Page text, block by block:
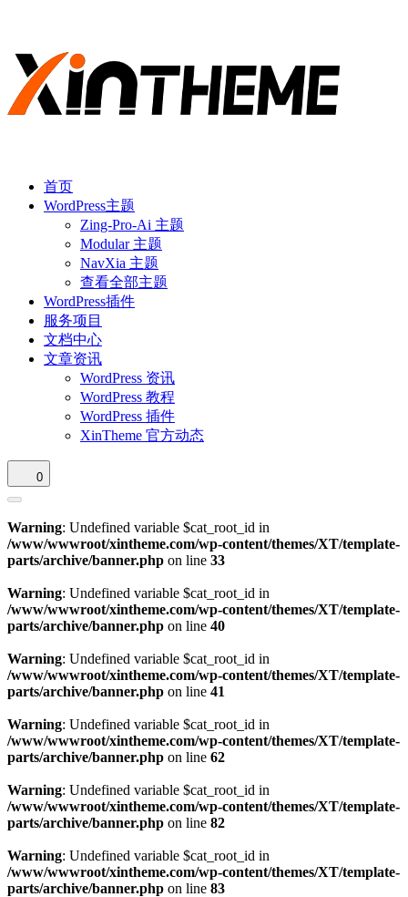
首页
WordPress主题
Zing-Pro-Ai 主题
Modular 主题
NavXia 主题
查看全部主题
WordPress插件
服务项目
文档中心
文章资讯
WordPress 资讯
WordPress 教程
WordPress 插件
XinTheme 官方动态
0
Warning: Undefined variable $cat_root_id in
/www/wwwroot/xintheme.com/wp-content/themes/XT/template-
parts/archive/banner.php on line 33
Warning: Undefined variable $cat_root_id in
/www/wwwroot/xintheme.com/wp-content/themes/XT/template-
parts/archive/banner.php on line 40
Warning: Undefined variable $cat_root_id in
/www/wwwroot/xintheme.com/wp-content/themes/XT/template-
parts/archive/banner.php on line 41
Warning: Undefined variable $cat_root_id in
/www/wwwroot/xintheme.com/wp-content/themes/XT/template-
parts/archive/banner.php on line 62
Warning: Undefined variable $cat_root_id in
/www/wwwroot/xintheme.com/wp-content/themes/XT/template-
parts/archive/banner.php on line 82
Warning: Undefined variable $cat_root_id in
/www/wwwroot/xintheme.com/wp-content/themes/XT/template-
parts/archive/banner.php on line 83